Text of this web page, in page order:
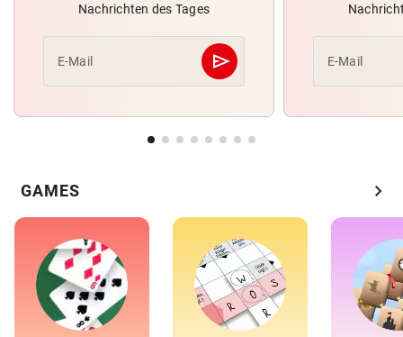
Nachrichten des Tages
E-Mail send
Abschicken E-Mail
GAMES chevron_right